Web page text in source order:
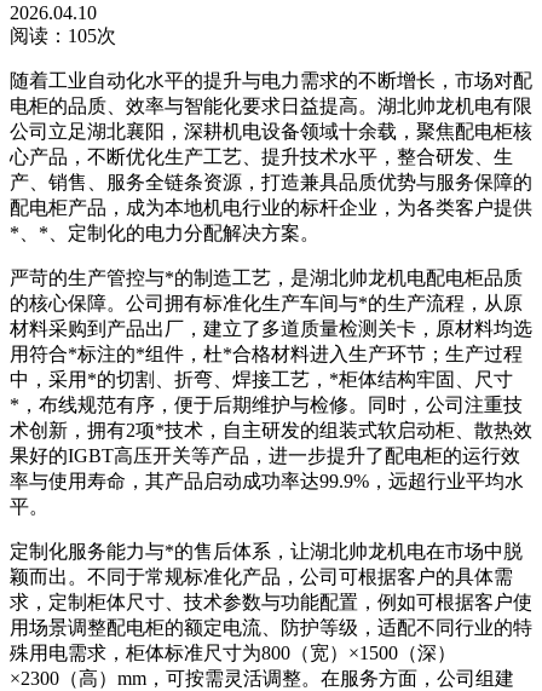
2026.04.10
阅读：105次
随着工业自动化水平的提升与电力需求的不断增长，市场对配
电柜的品质、效率与智能化要求日益提高。湖北帅龙机电有限
公司立足湖北襄阳，深耕机电设备领域十余载，聚焦配电柜核
心产品，不断优化生产工艺、提升技术水平，整合研发、生
产、销售、服务全链条资源，打造兼具品质优势与服务保障的
配电柜产品，成为本地机电行业的标杆企业，为各类客户提供
*、*、定制化的电力分配解决方案。
严苛的生产管控与*的制造工艺，是湖北帅龙机电配电柜品质
的核心保障。公司拥有标准化生产车间与*的生产流程，从原
材料采购到产品出厂，建立了多道质量检测关卡，原材料均选
用符合*标注的*组件，杜*合格材料进入生产环节；生产过程
中，采用*的切割、折弯、焊接工艺，*柜体结构牢固、尺寸
*，布线规范有序，便于后期维护与检修。同时，公司注重技
术创新，拥有2项*技术，自主研发的组装式软启动柜、散热效
果好的IGBT高压开关等产品，进一步提升了配电柜的运行效
率与使用寿命，其产品启动成功率达99.9%，远超行业平均水
平。
定制化服务能力与*的售后体系，让湖北帅龙机电在市场中脱
颖而出。不同于常规标准化产品，公司可根据客户的具体需
求，定制柜体尺寸、技术参数与功能配置，例如可根据客户使
用场景调整配电柜的额定电流、防护等级，适配不同行业的特
殊用电需求，柜体标准尺寸为800（宽）×1500（深）
×2300（高）mm，可按需灵活调整。在服务方面，公司组建